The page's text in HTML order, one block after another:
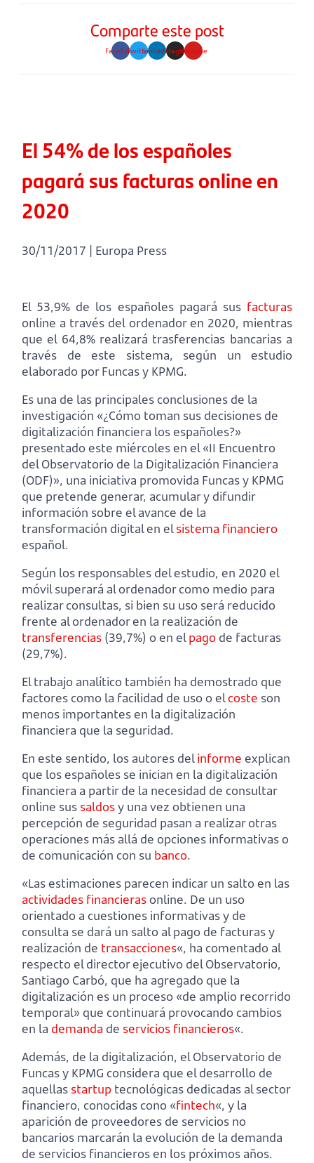
Comparte este post
FacebookTwitterLinkedinInstagramYoutube
El 54% de los españoles
pagará sus facturas online en
2020
30/11/2017 | Europa Press
El 53,9% de los españoles pagará sus facturas
online a través del ordenador en 2020, mientras
que el 64,8% realizará trasferencias bancarias a
través de este sistema, según un estudio
elaborado por Funcas y KPMG.
Es una de las principales conclusiones de la
investigación «¿Cómo toman sus decisiones de
digitalización financiera los españoles?»
presentado este miércoles en el «II Encuentro
del Observatorio de la Digitalización Financiera
(ODF)», una iniciativa promovida Funcas y KPMG
que pretende generar, acumular y difundir
información sobre el avance de la
transformación digital en elsistema financiero
español.
Según los responsables del estudio, en 2020 el
móvil superará al ordenador como medio para
realizar consultas, si bien su uso será reducido
frente al ordenador en la realización de
transferencias (39,7%) o en elpago de facturas
(29,7%).
El trabajo analítico también ha demostrado que
factores como la facilidad de uso o elcoste son
menos importantes en la digitalización
financiera que la seguridad.
En este sentido, los autores delinforme explican
que los españoles se inician en la digitalización
financiera a partir de la necesidad de consultar
online sus saldosy una vez obtienen una
percepción de seguridad pasan a realizar otras
operaciones más allá de opciones informativas o
de comunicación con su banco.
«Las estimaciones parecen indicar un salto en las
actividades financierasonline. De un uso
orientado a cuestiones informativas y de
consulta se dará un salto al pago de facturas y
realización de transacciones«, ha comentado al
respecto el director ejecutivo del Observatorio,
Santiago Carbó, que ha agregado que la
digitalización es un proceso «de amplio recorrido
temporal» que continuará provocando cambios
en la demanda de servicios financieros«.
Además, de la digitalización, el Observatorio de
Funcas y KPMG considera que el desarrollo de
aquellas startup tecnológicas dedicadas al sector
financiero, conocidas cono «fintech«, y la
aparición de proveedores de servicios no
bancarios marcarán la evolución de la demanda
de servicios financieros en los próximos años.